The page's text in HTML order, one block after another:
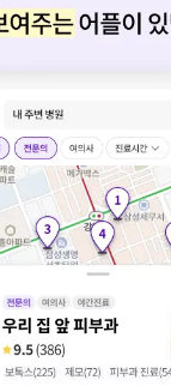
된 복합적인 비용이 추가되
랍니다.)
VAT 포함
초음파)